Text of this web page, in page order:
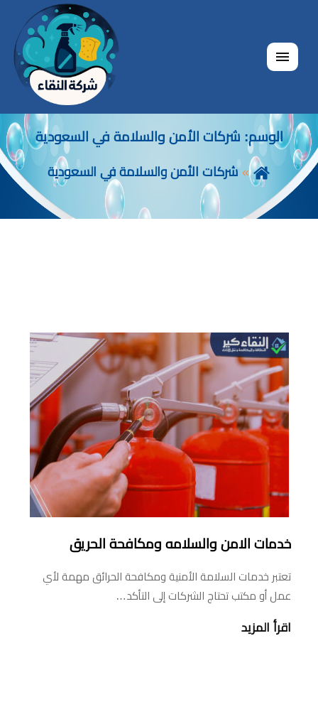
القائمة
الوسم: شركات الأمن والسلامة في السعودية
شركات الأمن والسلامة في السعودية
خدمات الامن والسلامه ومكافحة الحريق
تعتبر خدمات السلامة الأمنية ومكافحة الحرائق مهمة لأي
عمل أو مكتب تحتاج الشركات إلى التأكد…
اقرأ المزيد